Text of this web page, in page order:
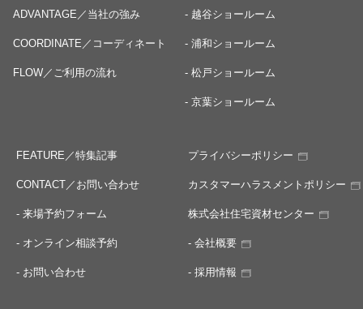
ADVANTAGE／当社の強み
COORDINATE／コーディネート
FLOW／ご利用の流れ
- 越谷ショールーム
- 浦和ショールーム
- 松戸ショールーム
- 京葉ショールーム
FEATURE／特集記事
CONTACT／お問い合わせ
- 来場予約フォーム
- オンライン相談予約
- お問い合わせ
プライバシーポリシー
カスタマーハラスメントポリシー
株式会社住宅資材センター
- 会社概要
- 採用情報